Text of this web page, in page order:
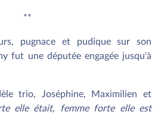
**
pugnace et pudique sur son
fut une députée engagée jusqu'à
trio, Joséphine, Maximilien et
elle était, femme forte elle est